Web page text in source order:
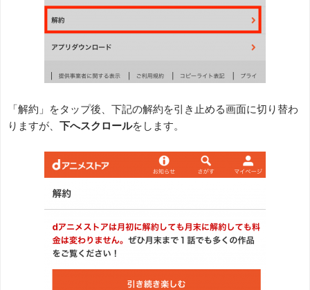
「解約」をタップ後、下記の解約を引き止める画面に切り替わ
りますが、 下へスクロールをします。